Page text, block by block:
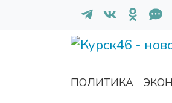
ПОЛИТИКА